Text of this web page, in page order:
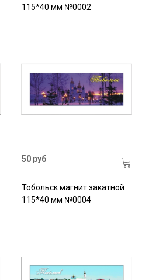
115*40 мм №0002
50 руб
Тобольск магнит закатной
115*40 мм №0004